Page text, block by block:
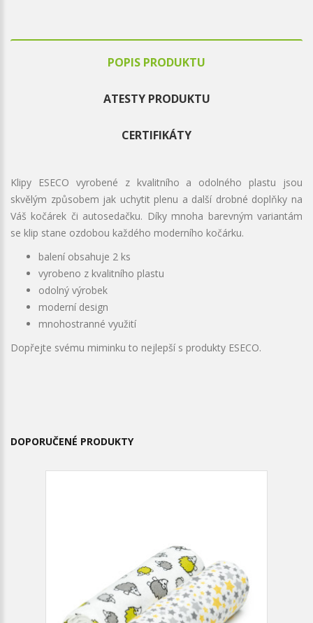
POPIS PRODUKTU
ATESTY PRODUKTU
CERTIFIKÁTY
Klipy ESECO vyrobené z kvalitního a odolného plastu jsou
skvělým způsobem jak uchytit plenu a další drobné doplňky na
Váš kočárek či autosedačku. Díky mnoha barevným variantám
se klip stane ozdobou každého moderního kočárku.
balení obsahuje 2 ks
vyrobeno z kvalitního plastu
odolný výrobek
moderní design
mnohostranné využití
Dopřejte svému miminku to nejlepší s produkty ESECO.
DOPORUČENÉ PRODUKTY